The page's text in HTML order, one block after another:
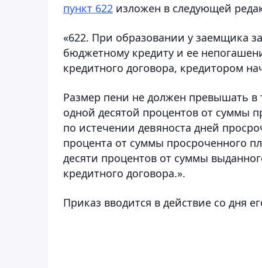
пункт 622 изложен в следующей
«622. При образовании у заемщика
бюджетному кредиту и ее
кредитного договора, кредитором
Размер пени не должен превышать в
одной десятой процентов от суммы
по истечении девяноста дней
процента от суммы просроченного
десяти процентов от суммы
кредитного договора.».
Приказ вводится в действие со дня